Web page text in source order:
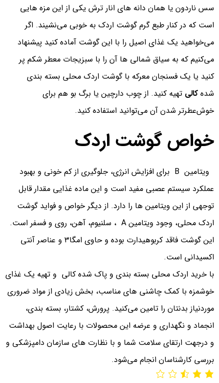
سس ناردون یا همان دانه های انار ترش یکی از این مزه هایی
است که در کنار طبع گرم گوشت اردک به خوبی می‌نشیند. اگر
می‌خواهید یک غذای اصیل را با این گوشت آماده کنید پیشنهاد
می‌کنیم که به سیاق شمالی ها آن را با سبزیجات معطر شکم پر
کنید یا یک فسنجان معرکه با گوشت اردک محلی بسته بندی
شده کالی تهیه کنید. از چوب دارچین یا برگ بو هم برای
خوش‌عطرتر شدن آن می‌توانید استفاده کنید.
خواص گوشت اردک
ویتامین B برای افزایش انرژی، جلوگیری از کم خونی و بهبود
عملکرد سیستم عصبی مفید است و این ماده غذایی مقدار قابل
توجهی از این ویتامین ها را دارد. از دیگر خواص و فواید گوشت
اردک محلی، وجود ویتامین A ، سلنیوم، آهن، روی و فسفر است.
این گوشت فاقد کربوهیدارت بوده و حاوی امگا۳ و عناصر آنتی
اکسیدانی است.
با خرید اردک محلی بسته بندی و پاک شده کالی و تهیه یک غذای
خوشمزه با کمک چاشنی های مناسب، بخش زیادی از مواد ضروری
موردنیاز بدنتان را تامین می‌کنید. پرورش، کشتار، بسته بندی،
انجماد و نگهداری و عرضه این محصولات با رعایت اصول بهداشت
و درجهت ارتقای سلامت شما و با نظارت های سازمان دامپزشکی و
بررسی کارشناسان انجام می‌شود.